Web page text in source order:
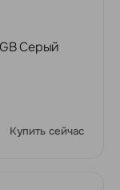
Серый
Купить сейчас